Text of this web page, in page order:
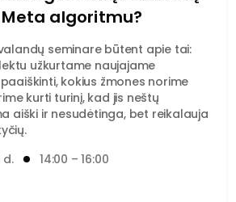
algoritmu?
seminare būtent apie tai:
užkurtame naujajame
kokius žmones norime
kurti turinį, kad jis neštų
aiški ir nesudėtinga, bet reikalauja
d.
14:00 – 16:00